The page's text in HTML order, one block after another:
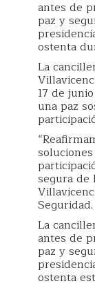
antes de
paz y
ostenta
La
17 de
una paz
segura de
Seguridad.
La
antes de
paz y
ostenta